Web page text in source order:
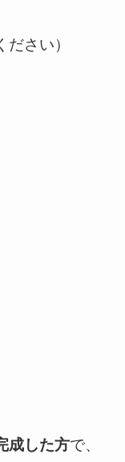
ださい）
成した方で、